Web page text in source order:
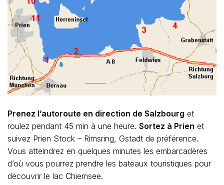
Prenez l’autoroute en direction de Salzbourg et
roulez pendant 45 min à une heure. Sortez à Prien et
suivez Prien Stock – Rimsring, Gstadt de préférence.
Vous atteindrez en quelques minutes les embarcadères
d’où vous pourrez prendre les bateaux touristiques pour
découvrir le lac Chiemsee.